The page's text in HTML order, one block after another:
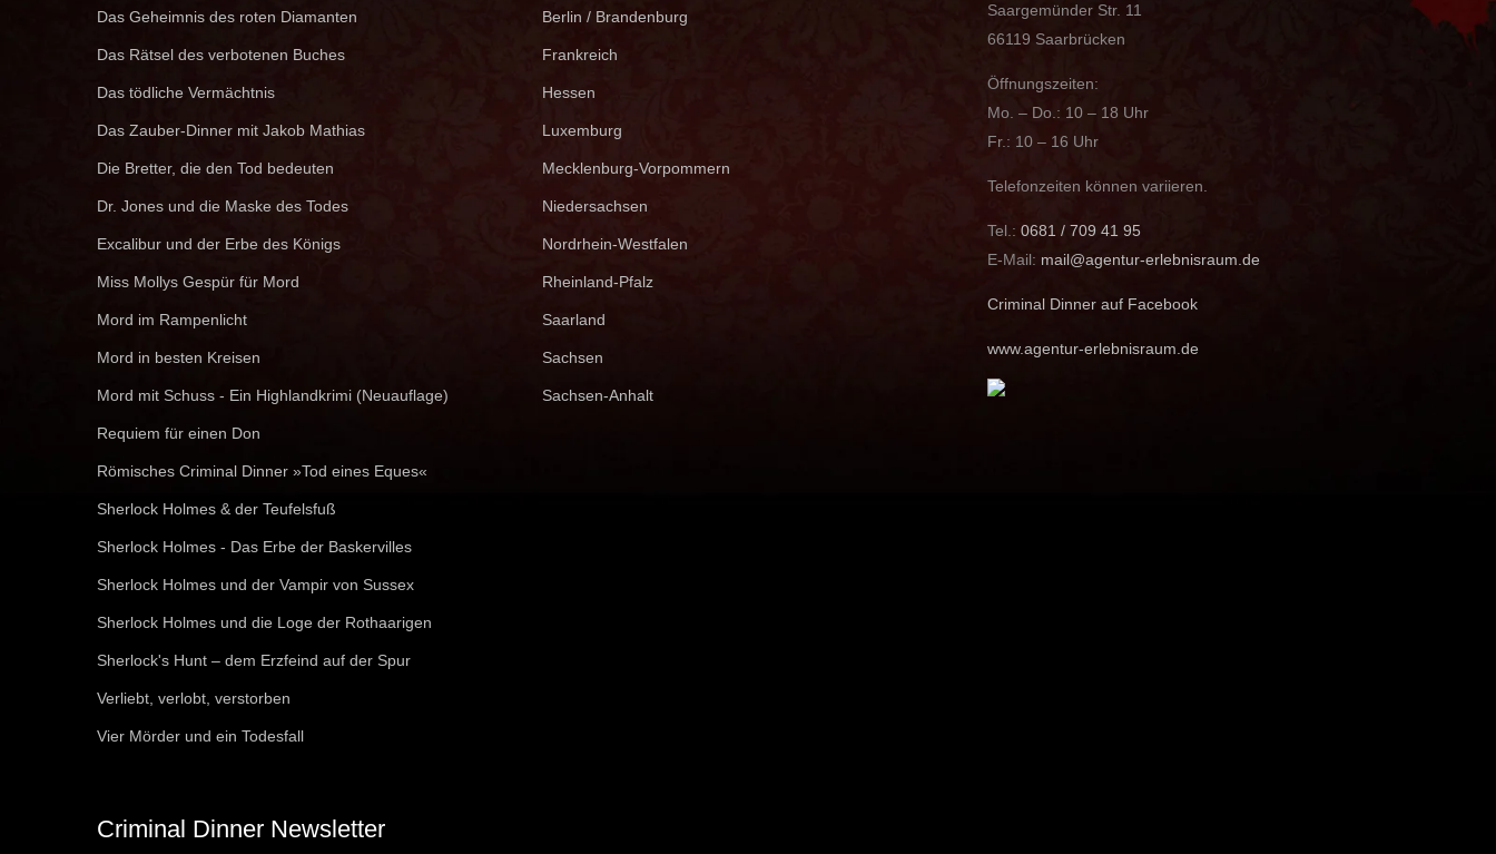
Das Geheimnis des roten Diamanten
Das Rätsel des verbotenen Buches
Das tödliche Vermächtnis
Das Zauber-Dinner mit Jakob Mathias
Die Bretter, die den Tod bedeuten
Dr. Jones und die Maske des Todes
Excalibur und der Erbe des Königs
Miss Mollys Gespür für Mord
Mord im Rampenlicht
Mord in besten Kreisen
Mord mit Schuss - Ein Highlandkrimi (Neuauflage)
Requiem für einen Don
Römisches Criminal Dinner »Tod eines Eques«
Sherlock Holmes & der Teufelsfuß
Sherlock Holmes - Das Erbe der Baskervilles
Sherlock Holmes und der Vampir von Sussex
Sherlock Holmes und die Loge der Rothaarigen
Sherlock's Hunt – dem Erzfeind auf der Spur
Verliebt, verlobt, verstorben
Vier Mörder und ein Todesfall
Criminal Dinner Newsletter
Berlin / Brandenburg
Frankreich
Hessen
Luxemburg
Mecklenburg-Vorpommern
Niedersachsen
Nordrhein-Westfalen
Rheinland-Pfalz
Saarland
Sachsen
Sachsen-Anhalt
Saargemünder Str. 11
66119 Saarbrücken
Öffnungszeiten:
Mo. – Do.: 10 – 18 Uhr
Fr.: 10 – 16 Uhr
Telefonzeiten können variieren.
Tel.: 0681 / 709 41 95
E-Mail: mail@agentur-erlebnisraum.de
Criminal Dinner auf Facebook
www.agentur-erlebnisraum.de